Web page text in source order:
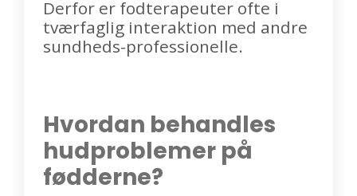
Derfor er fodterapeuter ofte i
tværfaglig interaktion med andre
sundheds-professionelle.
Hvordan behandles
hudproblemer på
fødderne?